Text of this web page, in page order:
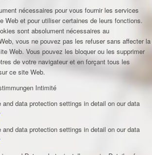
nécessaires pour vous fournir les services
Web et pour utiliser certaines de leurs fonctions.
sont absolument nécessaires au
vous ne pouvez pas les refuser sans affecter la
Web. Vous pouvez les bloquer ou les supprimer
de votre navigateur et en forçant tous les
ce site Web.
Intimité
and data protection settings in detail on our data
and data protection settings in detail on our data